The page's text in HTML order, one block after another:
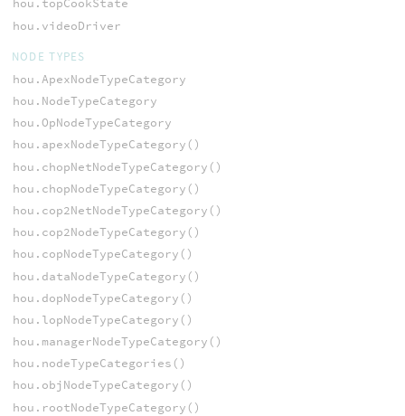
hou.topCookState
hou.videoDriver
NODE TYPES
hou.ApexNodeTypeCategory
hou.NodeTypeCategory
hou.OpNodeTypeCategory
hou.apexNodeTypeCategory()
hou.chopNetNodeTypeCategory()
hou.chopNodeTypeCategory()
hou.cop2NetNodeTypeCategory()
hou.cop2NodeTypeCategory()
hou.copNodeTypeCategory()
hou.dataNodeTypeCategory()
hou.dopNodeTypeCategory()
hou.lopNodeTypeCategory()
hou.managerNodeTypeCategory()
hou.nodeTypeCategories()
hou.objNodeTypeCategory()
hou.rootNodeTypeCategory()